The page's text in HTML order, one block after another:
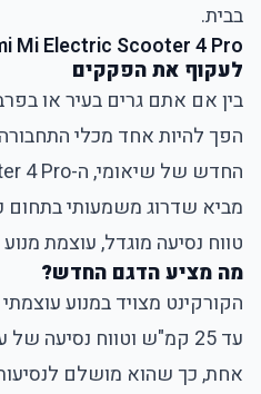
בבית.
Mi Electric Scooter 4 Pro
לעקוף את הפקקים
בין אם אתם גרים בעיר או
הפך להיות אחד מכלי
מביא שדרוג משמעותי בתחום
טווח נסיעה מוגדל, עוצמת
מה מציע הדגם החדש?
הקורקינט מצויד במנוע
אחת, כך שהוא מושלם